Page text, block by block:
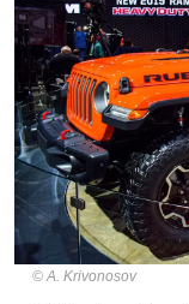
A. Krivonosov